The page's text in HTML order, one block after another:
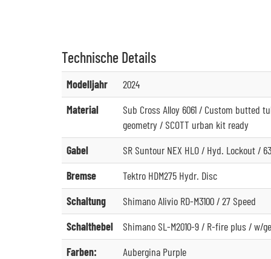
Technische Details
Modelljahr
2024
Material
Sub Cross Alloy 6061 / Custom butted
geometry / SCOTT urban kit ready
Gabel
SR Suntour NEX HLO / Hyd. Lockout /
Bremse
Tektro HDM275 Hydr. Disc
Schaltung
Shimano Alivio RD-M3100 / 27 Speed
Schalthebel
Shimano SL-M2010-9 / R-fire plus / w/
Farben:
Aubergina Purple